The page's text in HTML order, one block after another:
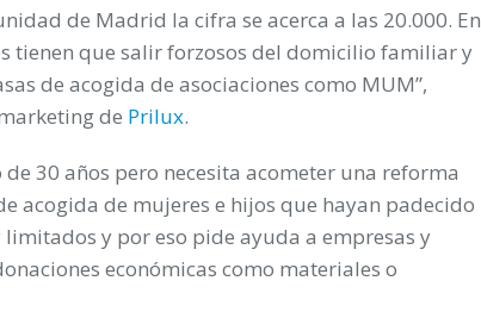
de Madrid la cifra se acerca a las 20.000. En
tienen que salir forzosos del domicilio familiar y
de acogida de asociaciones como MUM”,
de Prilux.
30 años pero necesita acometer una reforma
acogida de mujeres e hijos que hayan padecido
y por eso pide ayuda a empresas y
económicas como materiales o